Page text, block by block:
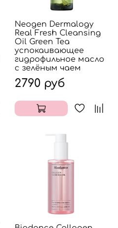
Neogen Dermalogy
Real Fresh Cleansing
Oil Green Tea
успокаивающее
гидрофильное масло
с зелёным чаем
2790 руб